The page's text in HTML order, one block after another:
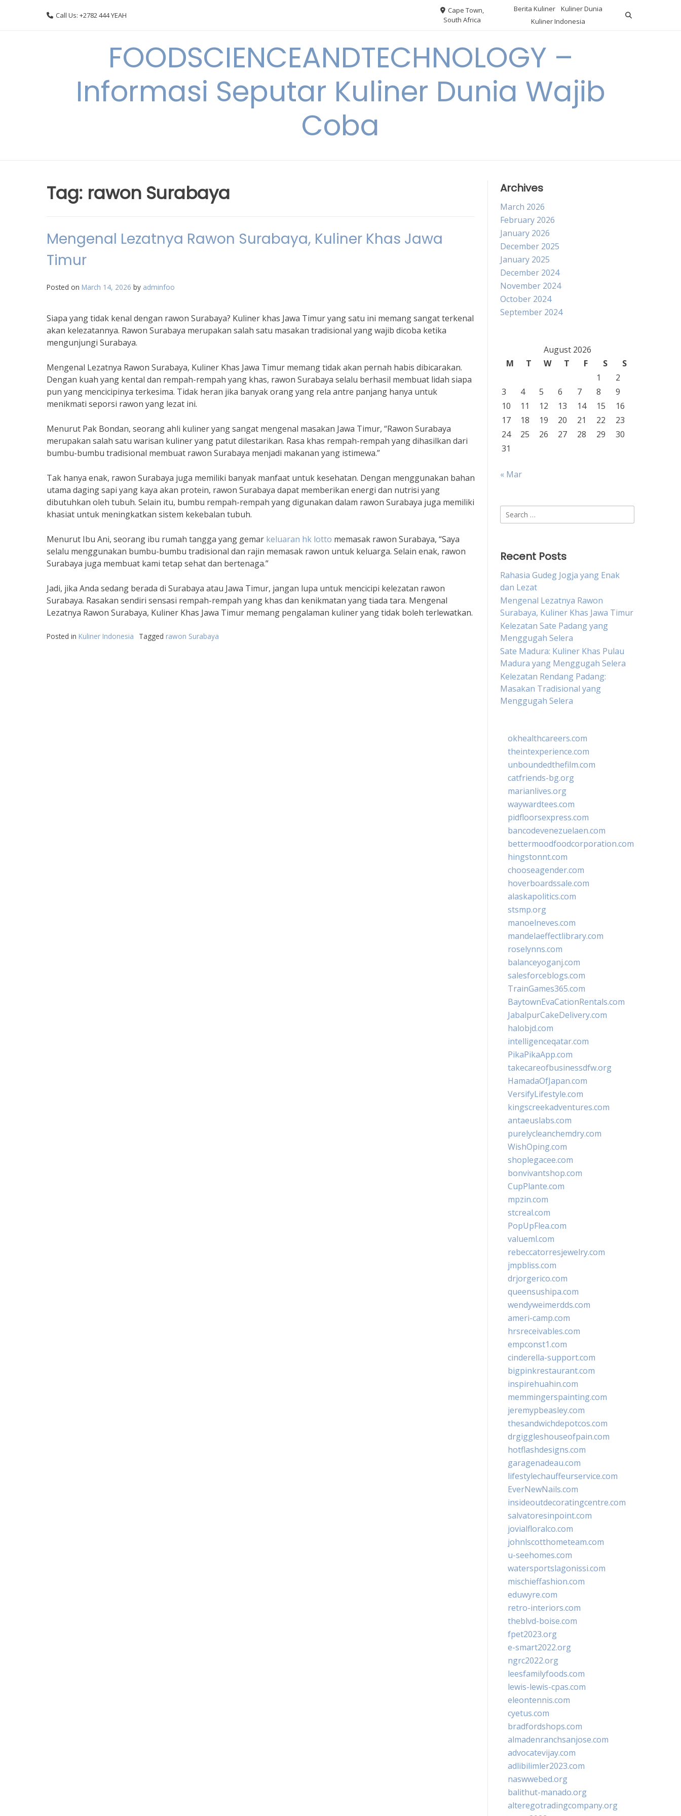
Call Us: +2782 444 YEAH
Cape Town,
South Africa
Berita Kuliner
Kuliner Dunia
Kuliner Indonesia
FOODSCIENCEANDTECHNOLOGY –
Informasi Seputar Kuliner Dunia Wajib
Coba
Tag: rawon Surabaya
Mengenal Lezatnya Rawon Surabaya, Kuliner Khas Jawa
Timur
Posted on March 14, 2026 by adminfoo
Siapa yang tidak kenal dengan rawon Surabaya? Kuliner khas Jawa Timur yang satu ini memang sangat terkenal
akan kelezatannya. Rawon Surabaya merupakan salah satu masakan tradisional yang wajib dicoba ketika
mengunjungi Surabaya.
Mengenal Lezatnya Rawon Surabaya, Kuliner Khas Jawa Timur memang tidak akan pernah habis dibicarakan.
Dengan kuah yang kental dan rempah-rempah yang khas, rawon Surabaya selalu berhasil membuat lidah siapa
pun yang mencicipinya terkesima. Tidak heran jika banyak orang yang rela antre panjang hanya untuk
menikmati seporsi rawon yang lezat ini.
Menurut Pak Bondan, seorang ahli kuliner yang sangat mengenal masakan Jawa Timur, “Rawon Surabaya
merupakan salah satu warisan kuliner yang patut dilestarikan. Rasa khas rempah-rempah yang dihasilkan dari
bumbu-bumbu tradisional membuat rawon Surabaya menjadi makanan yang istimewa.”
Tak hanya enak, rawon Surabaya juga memiliki banyak manfaat untuk kesehatan. Dengan menggunakan bahan
utama daging sapi yang kaya akan protein, rawon Surabaya dapat memberikan energi dan nutrisi yang
dibutuhkan oleh tubuh. Selain itu, bumbu rempah-rempah yang digunakan dalam rawon Surabaya juga memiliki
khasiat untuk meningkatkan sistem kekebalan tubuh.
Menurut Ibu Ani, seorang ibu rumah tangga yang gemar keluaran hk lotto memasak rawon Surabaya, “Saya
selalu menggunakan bumbu-bumbu tradisional dan rajin memasak rawon untuk keluarga. Selain enak, rawon
Surabaya juga membuat kami tetap sehat dan bertenaga.”
Jadi, jika Anda sedang berada di Surabaya atau Jawa Timur, jangan lupa untuk mencicipi kelezatan rawon
Surabaya. Rasakan sendiri sensasi rempah-rempah yang khas dan kenikmatan yang tiada tara. Mengenal
Lezatnya Rawon Surabaya, Kuliner Khas Jawa Timur memang pengalaman kuliner yang tidak boleh terlewatkan.
Posted in Kuliner Indonesia Tagged rawon Surabaya
Archives
March 2026
February 2026
January 2026
December 2025
January 2025
December 2024
November 2024
October 2024
September 2024
August 2026
M
T W T F S
S
1
2
3
4 5 6 7 8
9
10
11 12 13 14 15
16
17
18 19 20 21 22
23
24
25 26 27 28 29
30
31
« Mar
Search
for:
Recent Posts
Rahasia Gudeg Jogja yang Enak
dan Lezat
Mengenal Lezatnya Rawon
Surabaya, Kuliner Khas Jawa Timur
Kelezatan Sate Padang yang
Menggugah Selera
Sate Madura: Kuliner Khas Pulau
Madura yang Menggugah Selera
Kelezatan Rendang Padang:
Masakan Tradisional yang
Menggugah Selera
okhealthcareers.com
theintexperience.com
unboundedthefilm.com
catfriends-bg.org
marianlives.org
waywardtees.com
pidfloorsexpress.com
bancodevenezuelaen.com
bettermoodfoodcorporation.com
hingstonnt.com
chooseagender.com
hoverboardssale.com
alaskapolitics.com
stsmp.org
manoelneves.com
mandelaeffectlibrary.com
roselynns.com
balanceyoganj.com
salesforceblogs.com
TrainGames365.com
BaytownEvaCationRentals.com
JabalpurCakeDelivery.com
halobjd.com
intelligenceqatar.com
PikaPikaApp.com
takecareofbusinessdfw.org
HamadaOfJapan.com
VersifyLifestyle.com
kingscreekadventures.com
antaeuslabs.com
purelycleanchemdry.com
WishOping.com
shoplegacee.com
bonvivantshop.com
CupPlante.com
mpzin.com
stcreal.com
PopUpFlea.com
valueml.com
rebeccatorresjewelry.com
jmpbliss.com
drjorgerico.com
queensushipa.com
wendyweimerdds.com
ameri-camp.com
hrsreceivables.com
empconst1.com
cinderella-support.com
bigpinkrestaurant.com
inspirehuahin.com
memmingerspainting.com
jeremypbeasley.com
thesandwichdepotcos.com
drgiggleshouseofpain.com
hotflashdesigns.com
garagenadeau.com
lifestylechauffeurservice.com
EverNewNails.com
insideoutdecoratingcentre.com
salvatoresinpoint.com
jovialfloralco.com
johnlscotthometeam.com
u-seehomes.com
watersportslagonissi.com
mischieffashion.com
eduwyre.com
retro-interiors.com
theblvd-boise.com
fpet2023.org
e-smart2022.org
ngrc2022.org
leesfamilyfoods.com
lewis-lewis-cpas.com
eleontennis.com
cyetus.com
bradfordshops.com
almadenranchsanjose.com
advocatevijay.com
adlibilimler2023.com
naswwebed.org
balithut-manado.org
alteregotradingcompany.org